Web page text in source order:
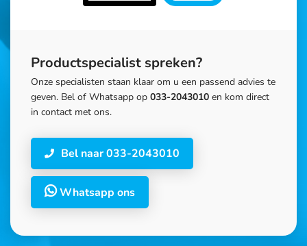
Productspecialist spreken?
Onze specialisten staan klaar om u een passend advies te
geven. Bel of Whatsapp op 033-2043010 en kom direct
in contact met ons.
Bel naar 033-2043010
Whatsapp ons